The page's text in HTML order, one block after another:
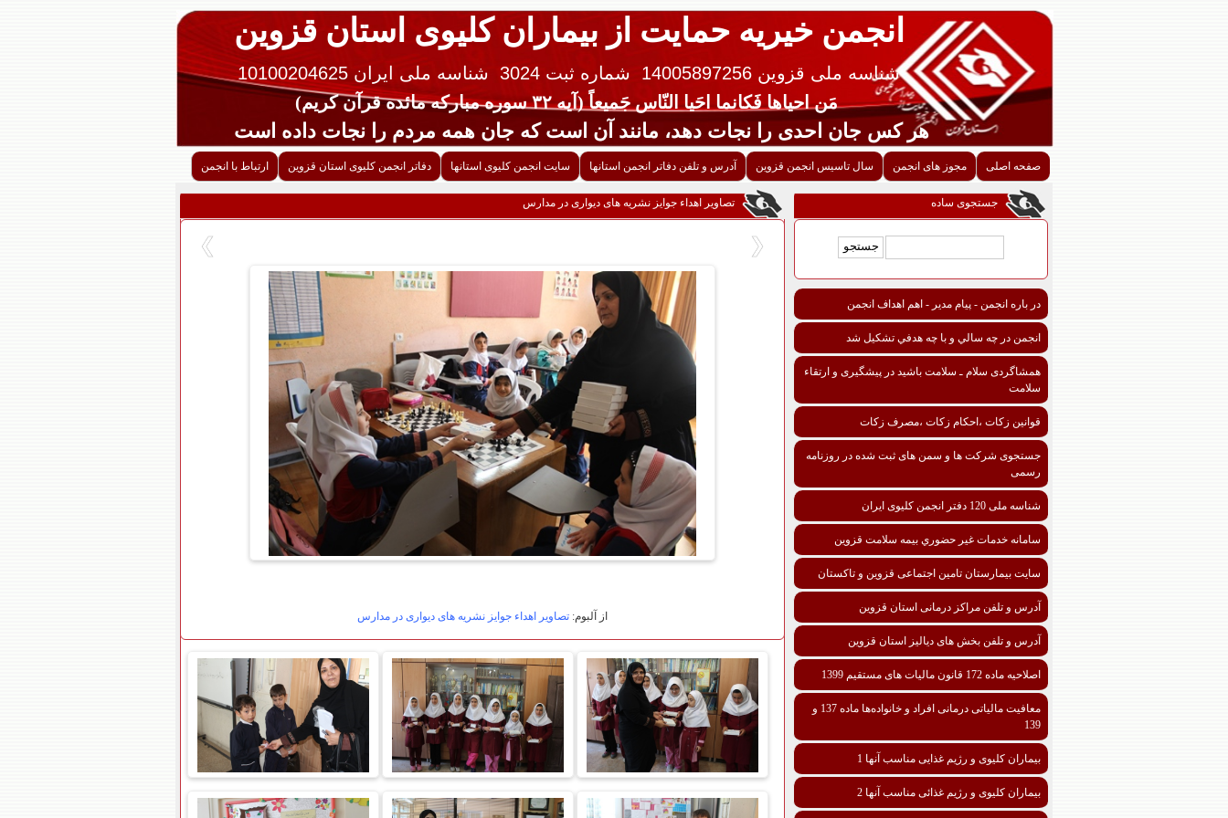
انجمن خیریه حمایت از بیماران کلیوی استان قزوین
شناسه ملی قزوین 14005897256 شماره ثبت 3024
شناسه ملی ایران 10100204625
مَن احیاها فَکانما احَیا النّاس جَمیعاً (آیه ۳۲ سوره مبارکه مائده قرآن کریم)
هر کس جان احدی را نجات دهد، مانند آن است که جان همه مردم را نجات داده است
صفحه اصلی مجوز های انجمن سال تاسیس انجمن قزوین آدرس و تلفن دفاتر انجمن استانها سایت انجمن کلیوی استانها دفاتر انجمن کلیوی استان قزوین ارتباط با انجمن
جستجوی ساده
در باره انجمن - پیام مدیر - اهم اهداف انجمن
انجمن در چه سالي و با چه هدفي تشكيل شد
همشاگردی سلام ـ سلامت باشید در پیشگیری و ارتقاء
سلامت
قوانین زکات ،احکام زکات ،مصرف زکات
جستجوی شرکت ها و سمن های ثبت شده در روزنامه
رسمی
شناسه ملی 120 دفتر انجمن کلیوی ایران
سامانه خدمات غیر حضوري بیمه سلامت قزوین
سایت بیمارستان تامین اجتماعی قزوین و تاکستان
آدرس و تلفن مراکز درمانی استان قزوین
آدرس و تلفن بخش های دیالیز استان قزوین
اصلاحیه ماده 172 قانون مالیات های مستقیم 1399
معافیت مالیاتی درمانی افراد و خانواده‌ها ماده 137 و
139
بیماران کلیوی و رژیم غذایی مناسب آنها 1
بیماران کلیوی و رژیم غذائی مناسب آنها 2
تصاویر اهداء جوایز نشریه های دیواری در مدارس
از آلبوم: تصاویر اهداء جوایز نشریه های دیواری در مدارس